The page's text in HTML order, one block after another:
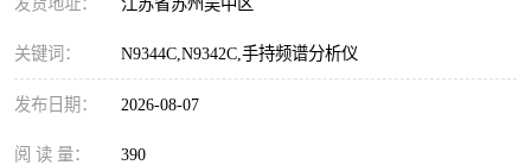
关键词： N9344C,N9342C,手持频谱分析仪
发布日期： 2026-08-07
阅 读 量： 390